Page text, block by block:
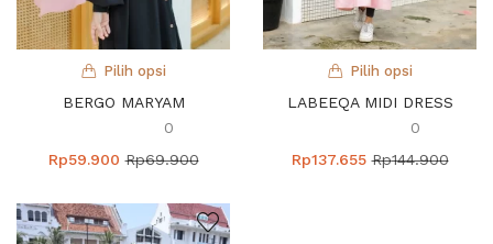
Recently Viewed Products
Pilih opsi
BERGO MARYAM
0
Rp59.900 Rp69.900
Pilih opsi
LABEEQA MIDI DRESS
0
Rp137.655 Rp144.900